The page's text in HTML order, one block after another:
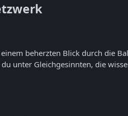
beherzten Blick durch die
unter Gleichgesinnten, die